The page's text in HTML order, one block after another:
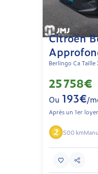
Citroën
Berlingo Ca
25 758€
Ou 193€/
Après un 1er
500 km